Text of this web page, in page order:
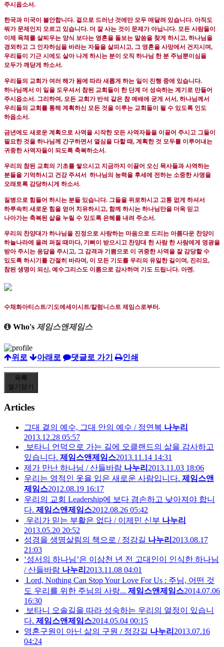
주시옵소서.
한국과 미국이 불안합니다. 겉으로 드러난 것에만 모두 매달려 있습니다. 아직도
뭐가 문제인지 모르고 있습니다. 더 잘 사는 것이 문제가 아닙니다. 모든 사람들이
이제 육체를 살찌우는 양식 보다는 영혼을 돌보는 말씀을 찾게 하시고, 하나님을
경외하고 그 인자하심을 바라는 자들을 살피시고, 그 영혼을 사망에서 건지시며,
우리들이 기근 시에도 살아 나게 하시는 분이 오직 하나님 한 분 주님뿐이심을
모두가 깨닫게 하소서.
우리들의 교회가 여러 해가 됨에 따라 새롭게 하는 일이 진행 중에 있습니다.
하나님께서 이 일을 도우셔서 참된 교회들이 한 단계 더 성숙하는 계기로 만들어
주시옵소서. 그리하여, 모든 교회가 반석 같은 참 예배에 굳게 서서, 하나님께서
우리들의 교회를 통해 계획하신 모든 것을 이루는 교회들이 될 수 있도록 인도
하옵소서.
금년에도 새로운 계획으로 사역을 시작한 모든 사역자들을 이끌어 주시고 그들이
필요한 것을 하나님께 간구하면서 열심을 다할 때, 계획한 것 모두를 이루어내는
귀중한 사역자들이 되도록 축복하소서.
우리의 참된 교회의 기초를 쌓으시고 지금까지 이끌어 오신 목사들과 사역하는
분들을 기억하시고 건강 주셔서 하나님의 능력을 후세에 전하는 소중한 사명을
오래토록 감당하시게 하소서.
질병으로 힘들어 하시는 분들 있습니다. 그들을 위로하시고 고통 없게 하셔서
하루속히 새로운 힘을 얻어 치유하시고, 함께 하시는 하나님만을 더욱 믿고
나아가는 축복된 삶을 누릴 수 있도록 은혜를 내려 주소서.
우리의 찬양대가 하나님을 진정으로 사랑하는 마음으로 드리는 아름다운 찬양이
하늘나라에 울려 퍼질 때마다, 기뻐이 받으시고 찬양대 한 사람 한 사람에게 영광을
받아 주시는 응답을 주시고, 그 감격과 기쁨으로 이 귀중한 사역을 잘 감당할 수
있도록 하시기를 간절히 바라며, 이 모든 기도를 우리의 유일한 길이며, 진리요,
참된 생명이 되신, 예수그리스도 이름으로 감사하며 기도 드립니다. 아멘.
수채화아티스트/기도에세이시트/칼럼니스트 제임스로부터.
Who's 제임스앤제임스
위로 아래로 댓글로 가기 인쇄
목록
열기 닫기
Articles
그대 곁의 예수, 그대 안의 예수 / 정연복 나누리
2013.12.28 05:57
보타니 언덕으로 가는 길에 오클랜드의 삶을 감사하고
있습니다. 제임스앤제임스2013.11.14 14:31
제가 만난 하나님 / 산들바람 나누리 2013.11.03 18:06
우리는 영적인 옷을 입은 새로운 사람입니다. 제임스앤
제임스2012.08.19 16:17
우리의 교회 Leadership에 보다 겸손하고 낮아져야 합니
다. 제임스앤제임스2012.08.26 05:42
우리가 믿는 부활은 없다 / 이제민 신부 나누리
2013.05.20 20:52
성경을 생명살림의 책으로 / 정강길 나누리 2013.08.17
21:03
‘성서의 하나님’은 이삼천 년 전 고대인이 인식한 하나님
/ 산들바람 나누리 2013.11.08 04:01
Lord, Nothing Can Stop Your Love For Us : 주님, 어떤 것
도 우리를 위한 주님의 사랑... 제임스앤제임스2014.07.06
16:30
보타니 오솔길을 따라 성숙하는 우리의 열정이 있습니
다. 제임스앤제임스2014.05.04 00:15
영혼구원이 아닌 삶의 구원 / 정강길 나누리 2013.07.16
04:24